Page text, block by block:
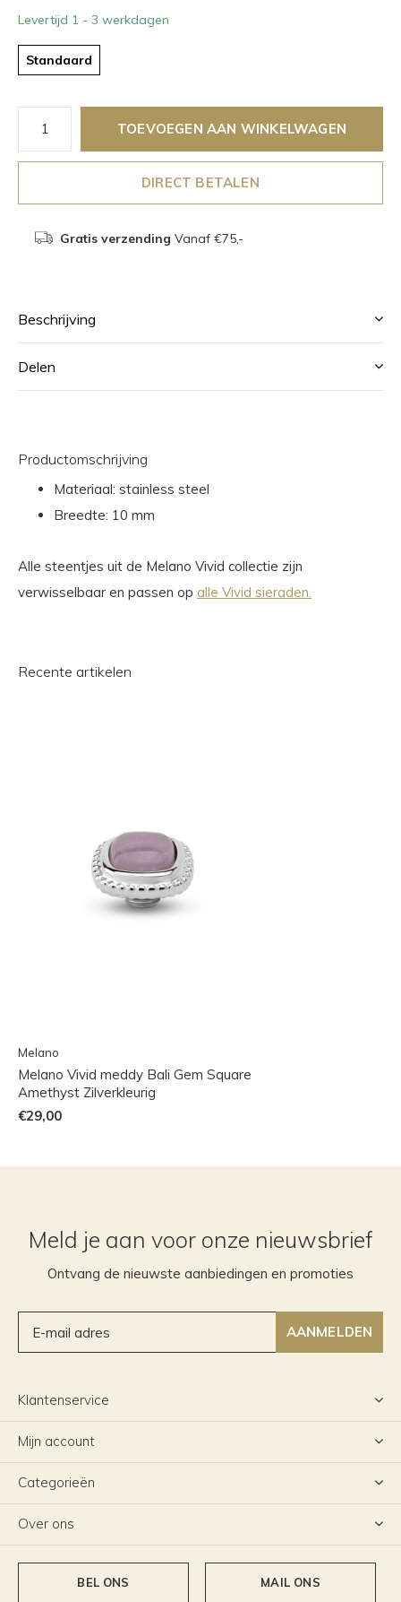
Levertijd 1 - 3 werkdagen
Standaard
TOEVOEGEN AAN WINKELWAGEN
DIRECT BETALEN
Gratis verzending Vanaf €75,-
Beschrijving
Delen
Productomschrijving
Materiaal: stainless steel
Breedte: 10 mm
Alle steentjes uit de Melano Vivid collectie zijn
verwisselbaar en passen op alle Vivid sieraden.
Recente artikelen
Melano
Melano Vivid meddy Bali Gem Square
Amethyst Zilverkleurig
€29,00
Meld je aan voor onze nieuwsbrief
Ontvang de nieuwste aanbiedingen en promoties
AANMELDEN
Klantenservice
Mijn account
Categorieën
Over ons
BEL ONS MAIL ONS